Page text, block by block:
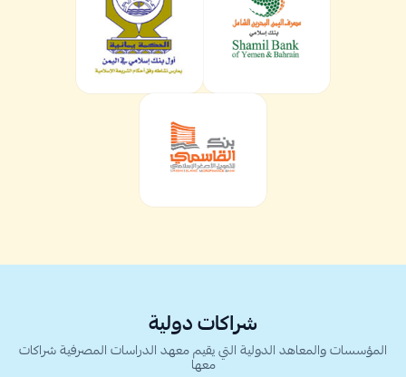
شراكات دولية
المؤسسات والمعاهد الدولية التي يقيم معهد الدراسات المصرفية شراكات
معها